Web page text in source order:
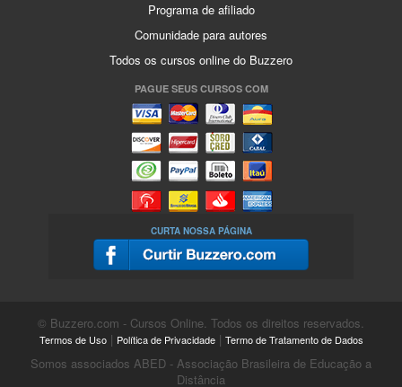
Programa de afiliado
Comunidade para autores
Todos os cursos online do Buzzero
PAGUE SEUS CURSOS COM
CURTA NOSSA PÁGINA
© Buzzero.com - Cursos Online. Todos os direitos reservados.
Termos de Uso| Política de Privacidade| Termo de Tratamento de Dados
Somos associados ABED - Associação Brasileira de Educação a
Distância